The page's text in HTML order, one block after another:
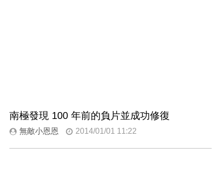
南極發現 100 年前的負片並成功修復
無敵小恩恩 2014/01/01 11:22